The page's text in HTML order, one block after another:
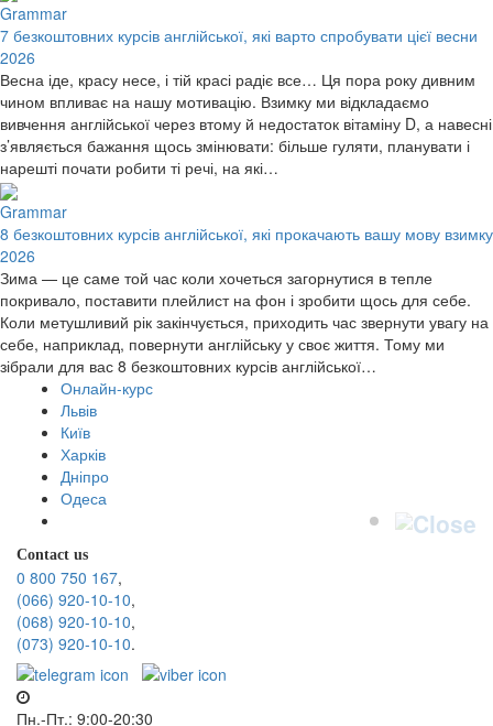
Grammar
7 безкоштовних курсів англійської, які варто спробувати цієї весни
2026
Весна іде, красу несе, і тій красі радіє все… Ця пора року дивним
чином впливає на нашу мотивацію. Взимку ми відкладаємо
вивчення англійської через втому й недостаток вітаміну D, а навесні
з’являється бажання щось змінювати: більше гуляти, планувати і
нарешті почати робити ті речі, на які…
Grammar
8 безкоштовних курсів англійської, які прокачають вашу мову взимку
2026
Зима — це саме той час коли хочеться загорнутися в тепле
покривало, поставити плейлист на фон і зробити щось для себе.
Коли метушливий рік закінчується, приходить час звернути увагу на
себе, наприклад, повернути англійську у своє життя. Тому ми
зібрали для вас 8 безкоштовних курсів англійської…
Онлайн-курс
Львів
Київ
Харків
Дніпро
Одеса
Contact us
0 800 750 167,
(066) 920-10-10,
(068) 920-10-10,
(073) 920-10-10.
Пн.-Пт.: 9:00-20:30